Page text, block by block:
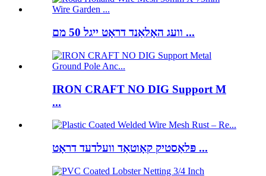
וועג האָלאַנד דראָט ייגל 50 מם ...
IRON CRAFT NO DIG Support M
...
פּלאַסטיק קאָוטאַד וועלדעד דראָט ...